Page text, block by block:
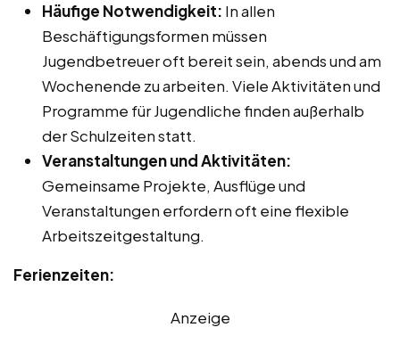
Häufige Notwendigkeit: In allen
Beschäftigungsformen müssen
Jugendbetreuer oft bereit sein, abends und am
Wochenende zu arbeiten. Viele Aktivitäten und
Programme für Jugendliche finden außerhalb
der Schulzeiten statt.
Veranstaltungen und Aktivitäten:
Gemeinsame Projekte, Ausflüge und
Veranstaltungen erfordern oft eine flexible
Arbeitszeitgestaltung.
Ferienzeiten:
Anzeige